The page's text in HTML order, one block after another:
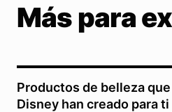
Más para
Productos de belleza
Disney han creado para ti